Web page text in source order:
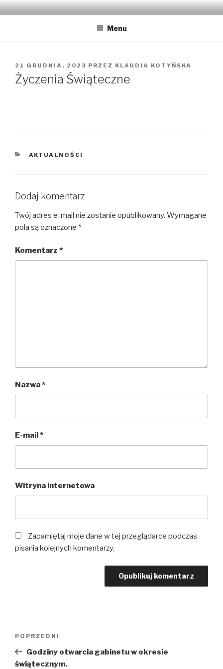
GABINET PODOLOGICZNY
KLAUDIA KOTYŃSKA
Menu
21 GRUDNIA, 2023 PRZEZ KLAUDIA KOTYŃSKA
Życzenia Świąteczne
AKTUALNOŚCI
Dodaj komentarz
Twój adres e-mail nie zostanie opublikowany. Wymagane
pola są oznaczone *
Komentarz *
Nazwa*
E-mail*
Witryna internetowa
Zapamiętaj moje dane w tej przeglądarce podczas
pisania kolejnych komentarzy.
POPRZEDNI
Godziny otwarcia gabinetu w okresie
świątecznym.